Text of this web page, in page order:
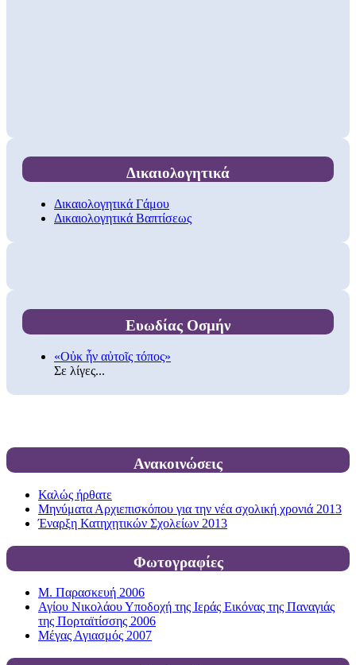
Δικαιολογητικά
Δικαιολογητικά Γάμου
Δικαιολογητικά Βαπτίσεως
Ευωδίας Οσμήν
«Οὐκ ἦν αὐτοῖς τόπος»
Σε λίγες...
Ανακοινώσεις
Καλώς ήρθατε
Μηνύματα Αρχιεπισκόπου για την νέα σχολική χρονιά 2013
Έναρξη Κατηχητικών Σχολείων 2013
Φωτογραφίες
Μ. Παρασκευή 2006
Αγίου Νικολάου Υποδοχή της Ιεράς Εικόνας της Παναγιάς
της Πορταϊτίσσης 2006
Μέγας Αγιασμός 2007